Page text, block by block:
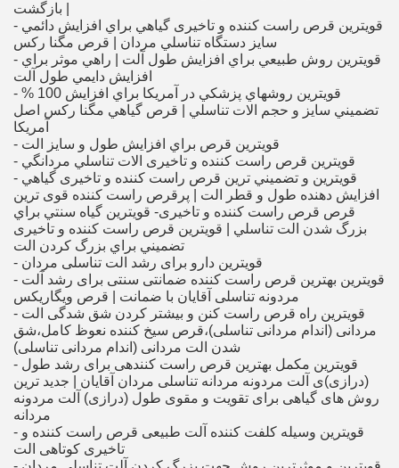
- قويترين قرص راست کننده و تاخیری گياهي براي افزايش دائمي
سايز دستگاه تناسلي مردان | قرص مگنا ركس
- قويترين روش طبيعي براي افزايش طول آلت | راهي موثر براي
افزايش دايمي طول آلت
- قويترين روشهاي پزشكي در آمريكا براي افزايش 100 %
تضميني سايز و حجم الات تناسلي | قرص گياهي مگنا ركس اصل
آمريكا
- قويترين قرص براي افزايش طول و سايز الت
- قويترين قرص راست کننده و تاخیری الات تناسلي مردانگي
- قويترين و تضميني ترين قرص راست کننده و تاخیری گياهي
افزايش دهنده طول و قطر الت | پرقرص راست کننده قوی ترين
قرص قرص راست کننده و تاخیری- قويترين گياه سنتي براي
بزرگ شدن الت تناسلي | قويترين قرص راست کننده و تاخیری
تضميني براي بزرگ كردن الت
- قویترین دارو برای رشد الت تناسلی مردان
- قویترین بهترین قرص راست کننده ضمانتی سنتی برای رشد آلت
مردونه تناسلی آقایان با ضمانت | قرص ویگاریکس
- قویترین راه قرص راست کنن و بیشتر کردن شق شدگی الت
مردانی (اندام مردانی تناسلی)،قرص سیخ کننده نعوظ کامل،شق
- قویترین مکمل بهترین قرص راست کنندهی برای رشد طول
(درازی)ی آلت مردونه مردانه تناسلی مردان آقایان | جدید ترین
روش های گیاهی برای تقویت و مقوی طول (درازی) آلت مردونه
مردانه
- قویترین وسیله کلفت کننده آلت طبیعی قرص راست کننده و
تاخیری کوتاهی الت